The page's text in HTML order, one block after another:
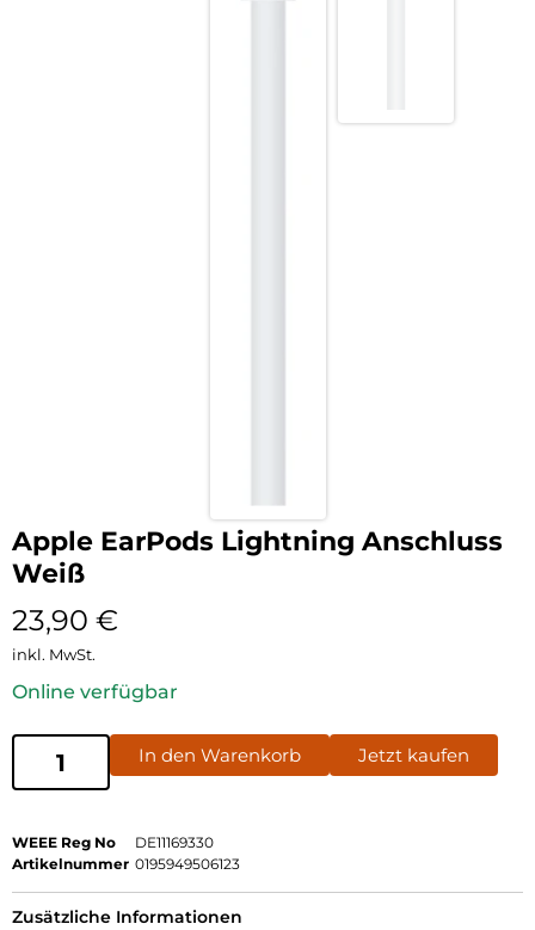
Apple EarPods Lightning Anschluss
Weiß
23,90 €
inkl. MwSt.
Online verfügbar
In den Warenkorb Jetzt kaufen
WEEE Reg No
DE11169330
Artikelnummer 0195949506123
Zusätzliche Informationen